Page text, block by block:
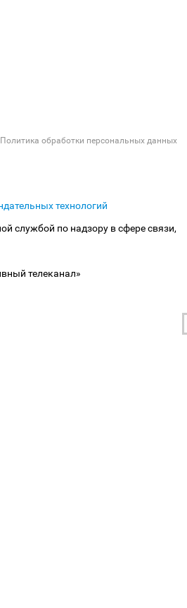
Политика обработки персональных данных
технологий
службой по надзору в сфере связи,
телеканал»